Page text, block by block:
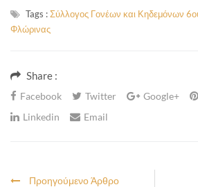
Tags :Σύλλογος Γονέων και Κηδεμόνων
Φλώρινας
Share :
Facebook Twitter Google+
Linkedin
Email
Προηγούμενο Άρθρο